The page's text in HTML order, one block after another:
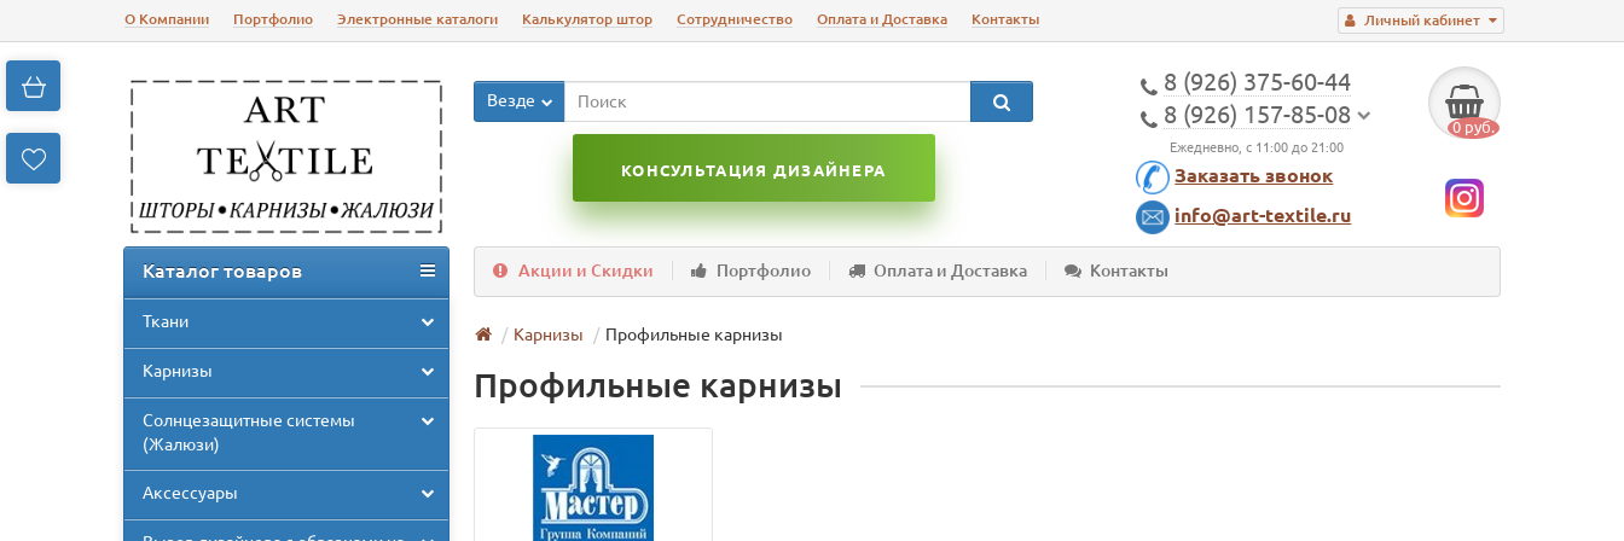
Личный кабинет
О Компании Портфолио Электронные каталоги Калькулятор штор Сотрудничество Оплата и Доставка Контакты
8 (926) 375-60-44
8 (926) 157-85-08
Ежедневно, с 11:00 до 21:00
Заказать звонок
info@art-textile.ru
0 руб.
Везде
КОНСУЛЬТАЦИЯ ДИЗАЙНЕРА
Акции и Скидки Портфолио Оплата и Доставка Контакты
Каталог товаров
Ткани
Карнизы
Солнцезащитные системы
(Жалюзи)
Аксессуары
Карнизы Профильные карнизы
Профильные карнизы